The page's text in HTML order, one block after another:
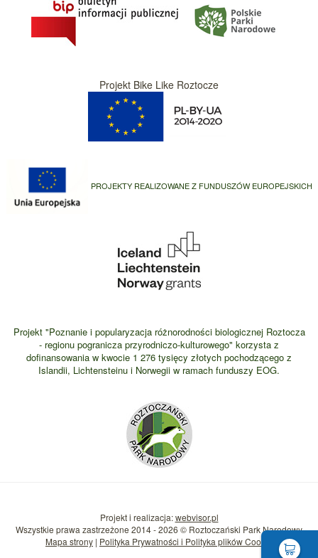
Projekt Bike Like Roztocze
PROJEKTY REALIZOWANE Z FUNDUSZÓW EUROPEJSKICH
Projekt "Poznanie i popularyzacja różnorodności biologicznej Roztocza
- regionu pogranicza przyrodniczo-kulturowego" korzysta z
dofinansowania w kwocie 1 276 tysięcy złotych pochodzącego z
Islandii, Lichtensteinu i Norwegii w ramach funduszy EOG.
Projekt i realizacja:webvisor.pl
Wszystkie prawa zastrzeżone 2014 - 2026 © Roztoczański Park Narodowy
Mapa strony | Polityka Prywatności i Polityka plików Cookie